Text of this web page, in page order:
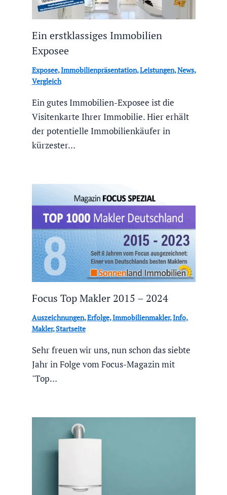
Ein erstklassiges Immobilien
Exposee
Exposee,Immobilienpräsentation,Leistungen,News,
Vergleich
Ein gutes Immobilien-Exposee ist die
Visitenkarte Ihrer Immobilie. Hier erhält
der potentielle Immobilienkäufer in
kürzester…
Focus Top Makler 2015 – 2024
Auszeichnungen,Erfolge,Immobilienmakler,Info,
Makler,Startseite
Sehr freuen wir uns, nun schon das siebte
Jahr in Folge vom Focus-Magazin mit
"Top…